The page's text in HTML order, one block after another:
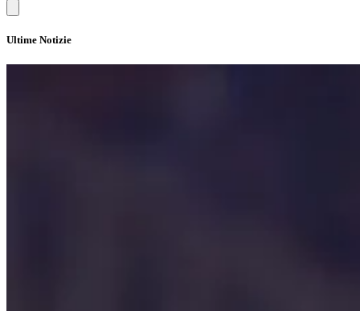
Ultime Notizie